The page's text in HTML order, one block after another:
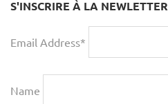
S'INSCRIRE À LA NEWLETTER
Email Address*
Name